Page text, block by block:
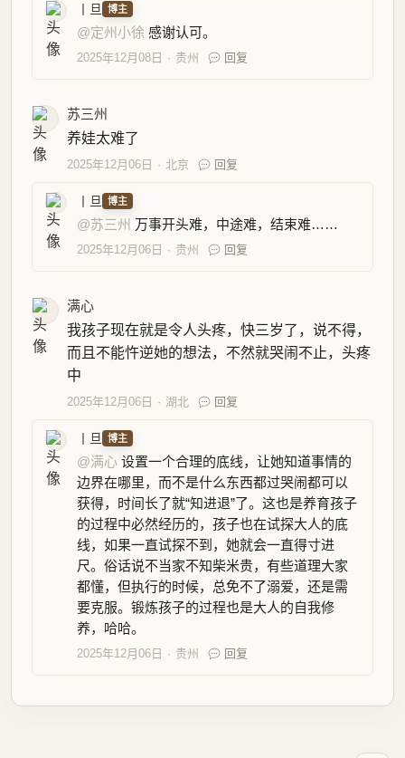
丨旦 博主
@定州小徐 感谢认可。
2025年12月08日 贵州 回复
苏三州
养娃太难了
2025年12月06日 北京 回复
丨旦 博主
@苏三州 万事开头难，中途难，结束难……
2025年12月06日 贵州 回复
满心
我孩子现在就是令人头疼，快三岁了，说不得，
而且不能忤逆她的想法，不然就哭闹不止，头疼
中
2025年12月06日 湖北 回复
丨旦 博主
@满心 设置一个合理的底线，让她知道事情的
边界在哪里，而不是什么东西都过哭闹都可以
获得，时间长了就“知进退”了。这也是养育孩子
的过程中必然经历的，孩子也在试探大人的底
线，如果一直试探不到，她就会一直得寸进
尺。俗话说不当家不知柴米贵，有些道理大家
都懂，但执行的时候，总免不了溺爱，还是需
要克服。锻炼孩子的过程也是大人的自我修
养，哈哈。
2025年12月06日 贵州 回复